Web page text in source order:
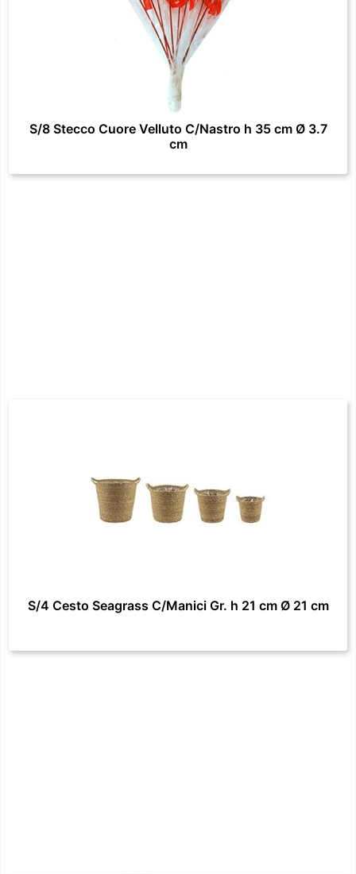
S/8 Stecco Cuore Velluto C/Nastro h 35 cm Ø 3.7
cm
S/4 Cesto Seagrass C/Manici Gr. h 21 cm Ø 21 cm